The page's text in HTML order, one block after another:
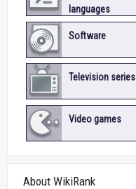
languages
Software
Television series
Video games
About WikiRank